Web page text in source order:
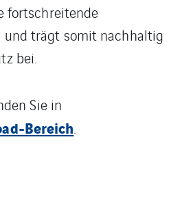
fortschreitende
und trägt somit nachhaltig
bei.
Sie in
Bereich